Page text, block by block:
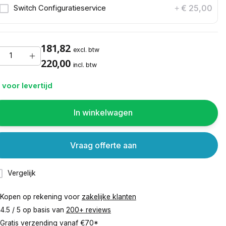
Switch Configuratieservice + € 25,00
181,82 excl. btw
220,00 incl. btw
voor levertijd
In winkelwagen
Vergelijk
Vraag offerte aan
Kopen op rekening voor zakelijke klanten
4.5 / 5 op basis van 200+ reviews
Gratis verzending vanaf €70*